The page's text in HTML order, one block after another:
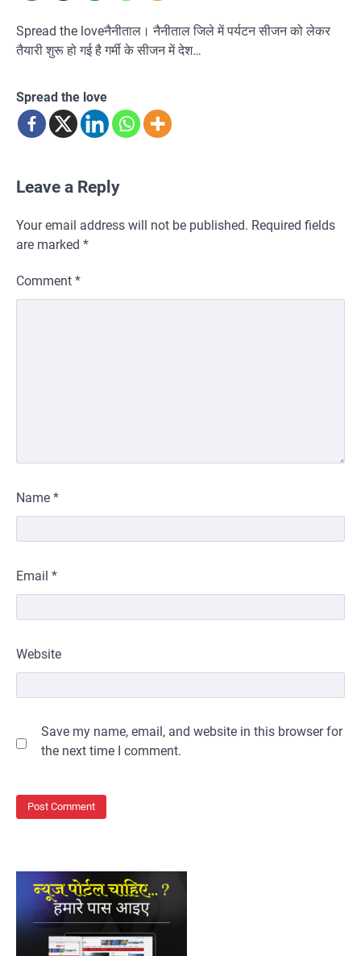
Spread the loveनैनीताल। नैनीताल जिले में पर्यटन सीजन को लेकर
तैयारी शुरू हो गई है गर्मी के सीजन में देश…
Spread the love
Leave a Reply
Your email address will not be published. Required fields
are marked *
Comment *
Name *
Email *
Website
Save my name, email, and website in this browser for
the next time I comment.